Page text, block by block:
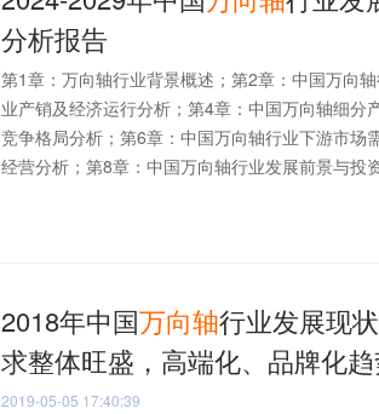
分析报告
第1章：万向轴行业背景概述；第2章：中国万向
业产销及经济运行分析；第4章：中国万向轴细分
竞争格局分析；第6章：中国万向轴行业下游市场
经营分析；第8章：中国万向轴行业发展前景与投
2018年中国万向轴行业发展现
求整体旺盛，高端化、品牌化趋
2019-05-05 17:40:39